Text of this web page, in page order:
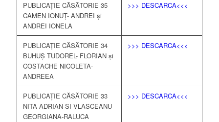
PUBLICAȚIE CĂSĂTORIE 35
CAMEN IONUȚ- ANDREI și
ANDREI IONELA
>>> DESCARCA<<<
PUBLICAȚIE CĂSĂTORIE 34
BUHUȘ TUDOREL- FLORIAN și
COSTACHE NICOLETA-
ANDREEA
>>> DESCARCA<<<
PUBLICAȚIE CĂSĂTORIE 33
NITA ADRIAN SI VLASCEANU
GEORGIANA-RALUCA
>>> DESCARCA<<<